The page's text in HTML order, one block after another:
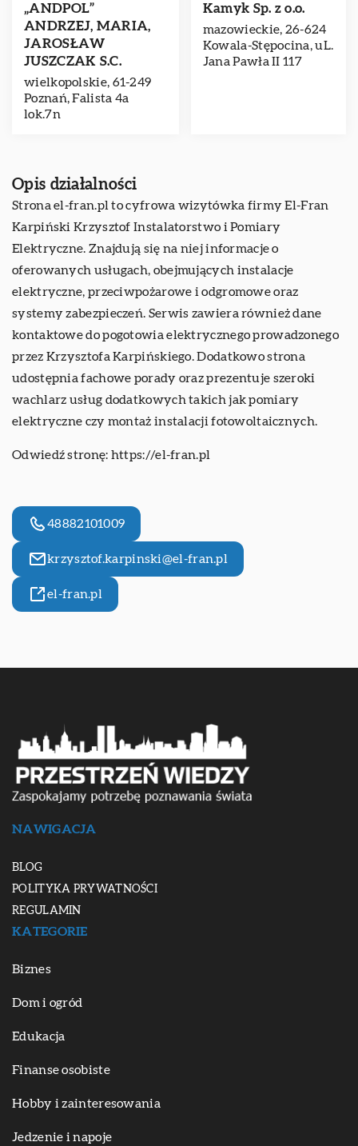
„ANDPOL”
ANDRZEJ, MARIA,
JAROSŁAW
JUSZCZAK S.C.
wielkopolskie, 61-249
Poznań, Falista 4a
lok.7n
Kamyk Sp. z o.o.
mazowieckie, 26-624
Kowala-Stępocina, uL.
Jana Pawła II 117
Opis działalności
Strona el-fran.pl to cyfrowa wizytówka firmy El-Fran
Karpiński Krzysztof Instalatorstwo i Pomiary
Elektryczne. Znajdują się na niej informacje o
oferowanych usługach, obejmujących instalacje
elektryczne, przeciwpożarowe i odgromowe oraz
systemy zabezpieczeń. Serwis zawiera również dane
kontaktowe do pogotowia elektrycznego prowadzonego
przez Krzysztofa Karpińskiego. Dodatkowo strona
udostępnia fachowe porady oraz prezentuje szeroki
wachlarz usług dodatkowych takich jak pomiary
elektryczne czy montaż instalacji fotowoltaicznych.
Odwiedź stronę: https://el-fran.pl
48882101009
krzysztof.karpinski@el-fran.pl
el-fran.pl
NAWIGACJA
BLOG
POLITYKA PRYWATNOŚCI
REGULAMIN
KATEGORIE
Biznes
Dom i ogród
Edukacja
Finanse osobiste
Hobby i zainteresowania
Jedzenie i napoje